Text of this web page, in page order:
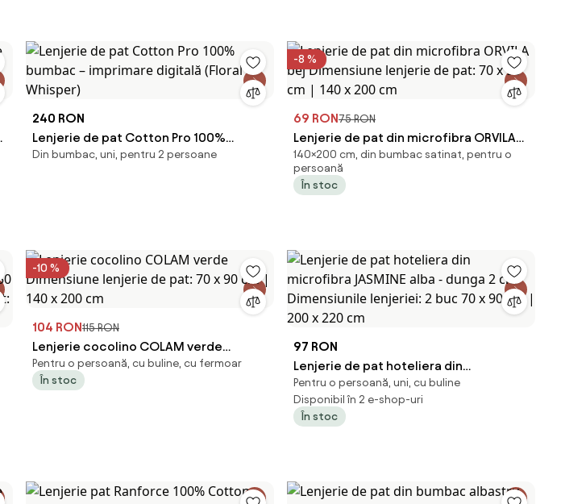
240 RON
Lenjerie de pat Cotton Pro 100%
bumbac – imprimare digitală (Floral
Din bumbac, uni, pentru 2 persoane
-8 %
69 RON75 RON
Lenjerie de pat din microfibra ORVILA
bej Dimensiune lenjerie de pat: 70 x 90
cm | 140 x 200 cm
140×200 cm, din bumbac satinat, pentru o
persoană
În stoc
-10 %
104 RON115 RON
Lenjerie cocolino COLAM verde
Dimensiune lenjerie de pat: 70 x 90 cm
| 140 x 200 cm
Pentru o persoană, cu buline, cu fermoar
În stoc
97 RON
Lenjerie de pat hoteliera din
microfibra JASMINE alba - dunga 2 cm
Dimensiunile lenjeriei: 2 buc 70 x 90 cm
| 200 x 220 cm
Pentru o persoană, uni, cu buline
Disponibil în 2 e-shop-uri
În stoc